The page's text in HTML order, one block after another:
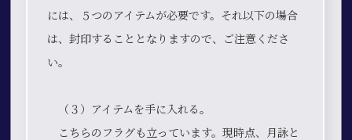
には、５つのアイテムが必要です。それ以下の場合
は、封印することとなりますので、ご注意くださ
い。
（３）アイテムを手に入れる。
こちらのフラグも立っています。現時点、月詠と